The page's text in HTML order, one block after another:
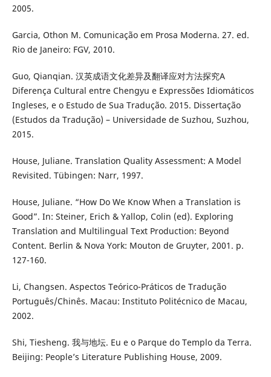
2005.
Garcia, Othon M. Comunicação em Prosa Moderna. 27. ed.
Rio de Janeiro: FGV, 2010.
Guo, Qianqian. 汉英成语文化差异及翻译应对方法探究A
Diferença Cultural entre Chengyu e Expressões Idiomáticos
Ingleses, e o Estudo de Sua Tradução. 2015. Dissertação
(Estudos da Tradução) – Universidade de Suzhou, Suzhou,
2015.
House, Juliane. Translation Quality Assessment: A Model
Revisited. Tübingen: Narr, 1997.
House, Juliane. “How Do We Know When a Translation is
Good”. In: Steiner, Erich & Yallop, Colin (ed). Exploring
Translation and Multilingual Text Production: Beyond
Content. Berlin & Nova York: Mouton de Gruyter, 2001. p.
127-160.
Li, Changsen. Aspectos Teórico-Práticos de Tradução
Português/Chinês. Macau: Instituto Politécnico de Macau,
2002.
Shi, Tiesheng. 我与地坛. Eu e o Parque do Templo da Terra.
Beijing: People’s Literature Publishing House, 2009.